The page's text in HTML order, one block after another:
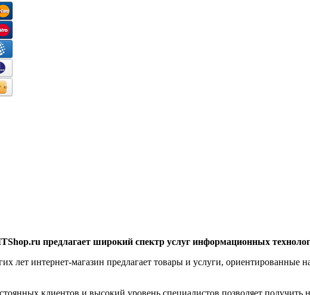
предлагает широкий спектр услуг информационных
лет интернет-магазин предлагает товары и услуги, ориентированные
клиентов и высокий уровень специалистов позволяет получить